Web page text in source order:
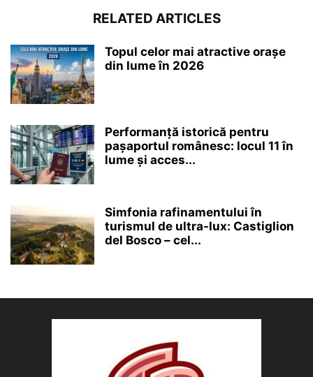
RELATED ARTICLES
Topul celor mai atractive orașe
din lume în 2026
Performanță istorică pentru
pașaportul românesc: locul 11 în
lume și acces...
Simfonia rafinamentului în
turismul de ultra-lux: Castiglion
del Bosco – cel...